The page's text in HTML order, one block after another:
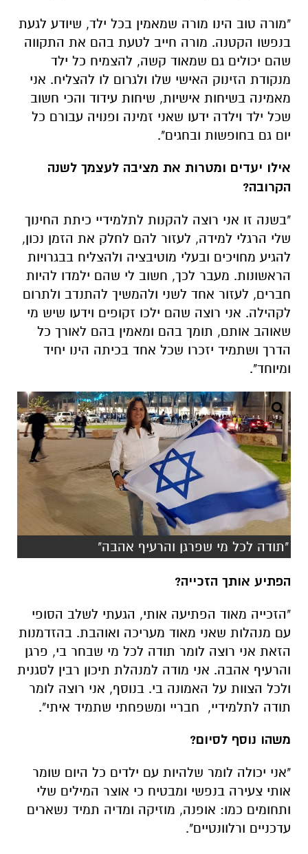
"מורה טוב הינו מורה שמאמין בכל ילד, שיודע לגעת
בנפשו הקטנה. מורה חייב לטעת בהם את התקווה
שהם יכולים גם שמאוד קשה, להצמיח כל ילד
מנקודת הזינוק האישי שלו ולגרום לו להצליח. אני
מאמינה בשיחות אישיות, שיחות עידוד והכי חשוב
שכל ילד וילדה ידעו שאני זמינה ופנויה עבורם כל
יום גם בחופשות ובחגים".
אילו יעדים ומטרות את מציבה לעצמך לשנה
הקרובה?
"בשנה זו אני רוצה להקנות לתלמידיי כיתת החינוך
שלי הרגלי למידה, לעזור להם לחלק את הזמן נכון,
להגיע מחויכים ובעלי מוטיבציה ולהצליח בבגרויות
הראשונות. מעבר לכך, חשוב לי שהם ילמדו להיות
חברים, לעזור אחד לשני ולהמשיך להתנדב ולתרום
לקהילה. אני רוצה שהם ילכו זקופים וידעו שיש מי
שאוהב אותם, תומך בהם ומאמין בהם לאורך כל
הדרך ושתמיד יזכרו שכל אחד בכיתה הינו יחיד
ומיוחד".
"תודה לכל מי שפרגן והרעיף אהבה"
הפתיע אותך הזכייה?
"הזכייה מאוד הפתיעה אותי, הגעתי לשלב הסופי
עם מנהלות שאני מאוד מעריכה ואוהבת. בהזדמנות
הזאת אני רוצה לומר תודה לכל מי שבחר בי, פרגן
והרעיף אהבה. אני מודה למנהלת תיכון רבין לסגנית
ולכל הצוות על האמונה בי. בנוסף, אני רוצה לומר
תודה לתלמידיי, חבריי ומשפחתי שתמיד איתי".
משהו נוסף לסיום?
"אני יכולה לומר שלהיות עם ילדים כל היום שומר
אותי צעירה בנפשי ומבטיח כי אוצר המילים שלי
ותחומים כמו: אופנה, מוזיקה ומדיה תמיד נשארים
עדכניים ורלוונטיים".